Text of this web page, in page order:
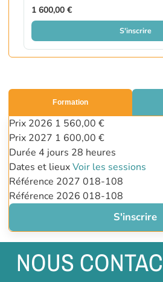
1 600,00 €
S'inscrire
Formation
Prix 2026 1 560,00 €
Prix 2027 1 600,00 €
Durée 4 jours 28 heures
Dates et lieuxVoir les sessions
Référence 2027 018-108
Référence 2026 018-108
S'inscrire
NOUS